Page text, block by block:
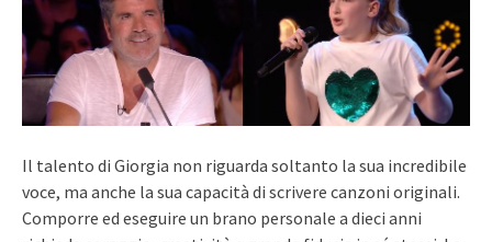
Il talento di Giorgia non riguarda soltanto la sua incredibile
voce, ma anche la sua capacità di scrivere canzoni originali.
Comporre ed eseguire un brano personale a dieci anni